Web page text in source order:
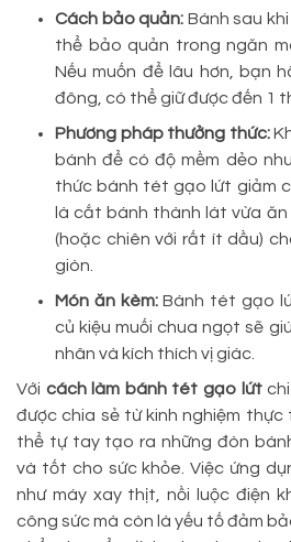
Cách bảo quản: Bánh sau
thể bảo quản trong ngăn
Nếu muốn để lâu hơn, bạn
đông, có thể giữ được đến 1
Phương pháp thưởng thức:
bánh để có độ mềm dẻo
thức bánh tét gạo lứt giảm
là cắt bánh thành lát vừa
(hoặc chiên với rất ít dầu)
giòn.
Món ăn kèm:Bánh tét gạo
củ kiệu muối chua ngọt sẽ
nhân và kích thích vị giác.
Với cách làm bánh tét gạo lứt
được chia sẻ từ kinh nghiệm
thể tự tay tạo ra những đòn
và tốt cho sức khỏe. Việc ứng
như máy xay thịt, nồi luộc điện
công sức mà còn là yếu tố đảm